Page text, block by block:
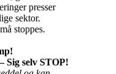
presser
sektor.
stoppes.
Sig selv STOP!